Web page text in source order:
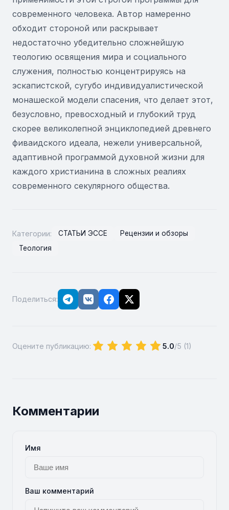
современного человека. Автор намеренно
обходит стороной или раскрывает
недостаточно убедительно сложнейшую
теологию освящения мира и социального
служения, полностью концентрируясь на
эскапистской, сугубо индивидуалистической
монашеской модели спасения, что делает этот,
безусловно, превосходный и глубокий труд
скорее великолепной энциклопедией древнего
фиваидского идеала, нежели универсальной,
адаптивной программой духовной жизни для
каждого христианина в сложных реалиях
современного секулярного общества.
Категории: СТАТЬИ ЭССЕ
Рецензии и обзоры
Теология
Поделиться:
Оцените публикацию: 5.0/5 (1)
Комментарии
Имя
Ваш комментарий